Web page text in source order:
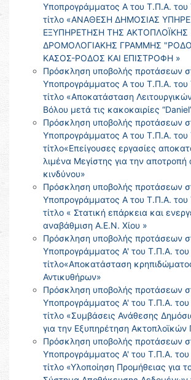
Υποπρογράμματος Α του Τ.Π.Α.
τίτλο «ΑΝΑΘΕΣΗ ΔΗΜΟΣΙΑΣ
ΕΞΥΠΗΡΕΤΗΣΗ ΤΗΣ ΑΚΤΟΠΛΟΪΚΗΣ
ΔΡΟΜΟΛΟΓΙΑΚΗΣ ΓΡΑΜΜΗΣ
ΚΑΣΟΣ-ΡΟΔΟΣ ΚΑΙ ΕΠΙΣΤΡΟΦΗ »
Πρόσκληση υποβολής προτάσεων
Υποπρογράμματος Α του Τ.Π.Α.
τίτλο «Αποκατάσταση
Βόλου μετά τις κακοκαιρίες
Πρόσκληση υποβολής προτάσεων
Υποπρογράμματος Α του Τ.Π.Α.
τίτλο«Επείγουσες εργασίες
λιμένα Μεγίστης για την αποτροπή
κινδύνου»
Πρόσκληση υποβολής προτάσεων
Υποπρογράμματος Α του Τ.Π.Α.
τίτλο « Στατική επάρκεια και
αναβάθμιση Α.Ε.Ν. Χίου »
Πρόσκληση υποβολής προτάσεων
Υποπρογράμματος Α' του Τ.Π.Α.
τίτλο«Αποκατάσταση
Αντικυθήρων»
Πρόσκληση υποβολής προτάσεων
Υποπρογράμματος Α' του Τ.Π.Α.
τίτλο «Συμβάσεις Ανάθεσης
για την Εξυπηρέτηση Ακτοπλοϊκών
Πρόσκληση υποβολής προτάσεων
Υποπρογράμματος Α' του Τ.Π.Α.
τίτλο «Υλοποίηση Προμήθειας για